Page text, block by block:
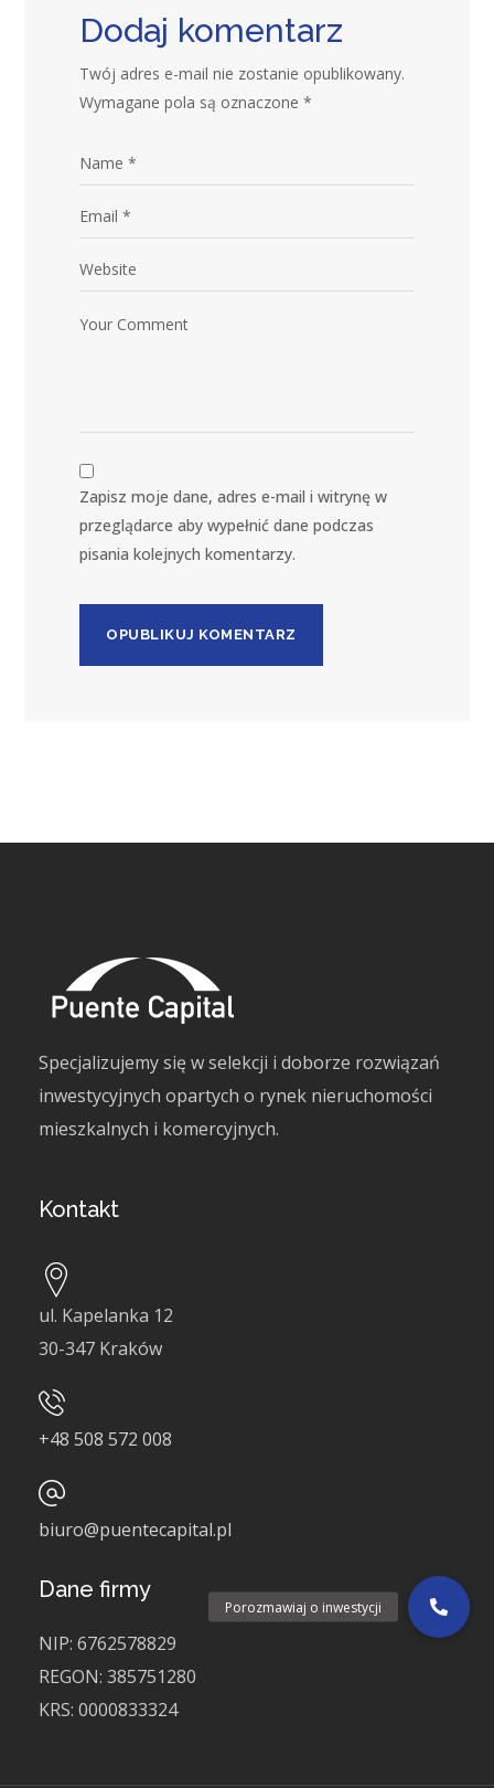
Dodaj komentarz
Twój adres e-mail nie zostanie opublikowany.
Wymagane pola są oznaczone*
Zapisz moje dane, adres e-mail i witrynę w
przeglądarce aby wypełnić dane podczas
pisania kolejnych komentarzy.
Specjalizujemy się w selekcji i doborze rozwiązań
inwestycyjnych opartych o rynek nieruchomości
mieszkalnych i komercyjnych.
Kontakt
ul. Kapelanka 12
30-347 Kraków
+48 508 572 008
biuro@puentecapital.pl
Dane firmy
NIP: 6762578829
REGON: 385751280
KRS: 0000833324
Porozmawiaj o inwestycji